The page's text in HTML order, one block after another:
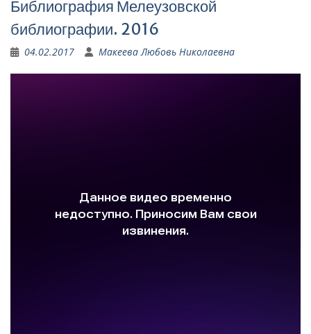
Библиография Мелеузовской
библиографии. 2016
04.02.2017 Макеева Любовь Николаевна